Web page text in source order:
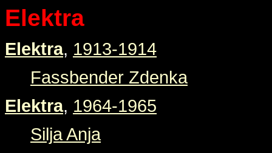
Elektra
Elektra, 1913-1914
Fassbender Zdenka
Elektra, 1964-1965
Silja Anja